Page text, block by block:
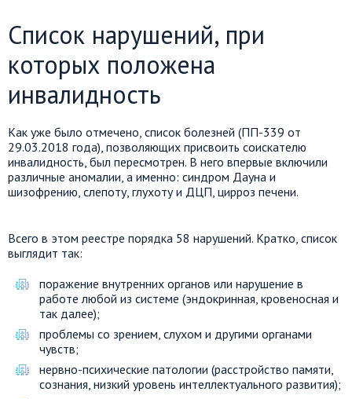
Список нарушений, при
которых положена
инвалидность
Как уже было отмечено, список болезней (ПП-339 от
29.03.2018 года), позволяющих присвоить соискателю
инвалидность, был пересмотрен. В него впервые включили
различные аномалии, а именно: синдром Дауна и
шизофрению, слепоту, глухоту и ДЦП, цирроз печени.
Всего в этом реестре порядка 58 нарушений. Кратко, список
выглядит так:
поражение внутренних органов или нарушение в
работе любой из системе (эндокринная, кровеносная и
так далее);
проблемы со зрением, слухом и другими органами
чувств;
нервно-психические патологии (расстройство памяти,
сознания, низкий уровень интеллектуального развития);